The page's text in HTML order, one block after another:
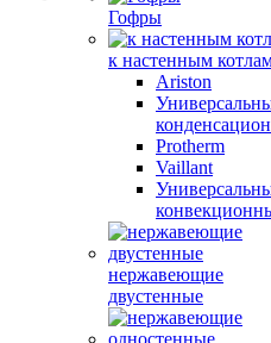
Гофры
к настенным
Ariston
Protherm
Vaillant
нержавеющие
двустенные